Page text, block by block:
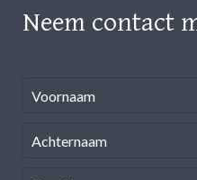
Neem contact